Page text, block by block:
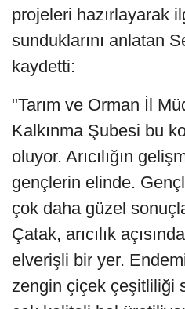
projeleri hazırlayarak
sunduklarını anlatan
kaydetti:
"Tarım ve Orman İl
Kalkınma Şubesi bu
oluyor. Arıcılığın
gençlerin elinde.
çok daha güzel
Çatak, arıcılık
elverişli bir yer.
zengin çiçek çeşitliliği